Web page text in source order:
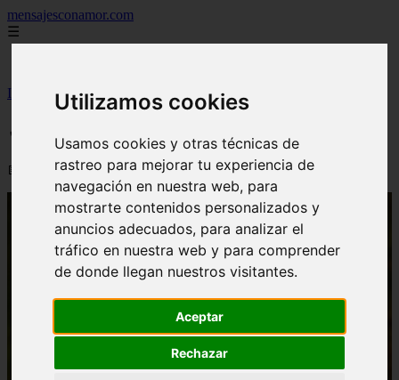
Utilizamos cookies
Usamos cookies y otras técnicas de
rastreo para mejorar tu experiencia de
navegación en nuestra web, para
mostrarte contenidos personalizados y
anuncios adecuados, para analizar el
tráfico en nuestra web y para comprender
de donde llegan nuestros visitantes.
Aceptar
Rechazar
mensajesconamor.com
☰
Inicio imagenesde ✓ La humildad es sabiduría
✓ La humildad es sabiduría
📅 29/09/2024